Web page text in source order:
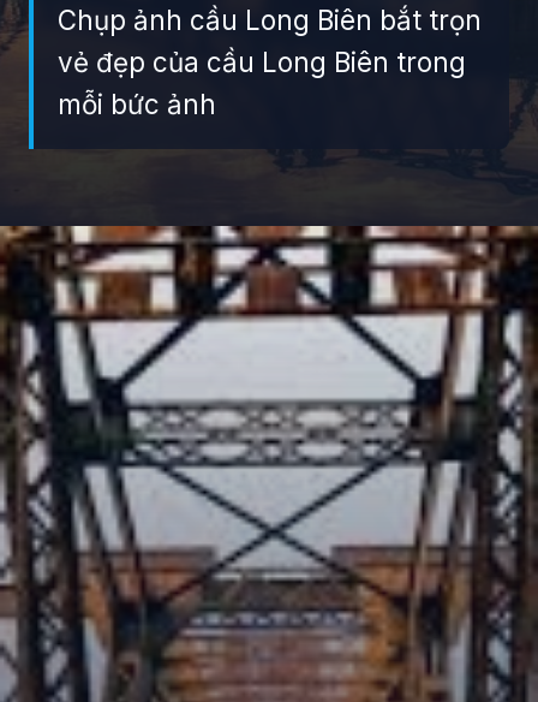
Chụp ảnh cầu Long Biên bắt trọn
vẻ đẹp của cầu Long Biên trong
mỗi bức ảnh
Đang mở https://giaydabonghana.com/cau-long-bien